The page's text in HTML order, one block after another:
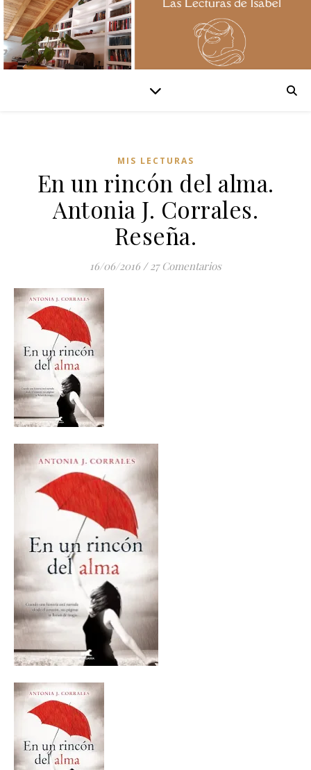
MIS LECTURAS
En un rincón del alma.
Antonia J. Corrales.
Reseña.
16/06/2016 / 27 Comentarios